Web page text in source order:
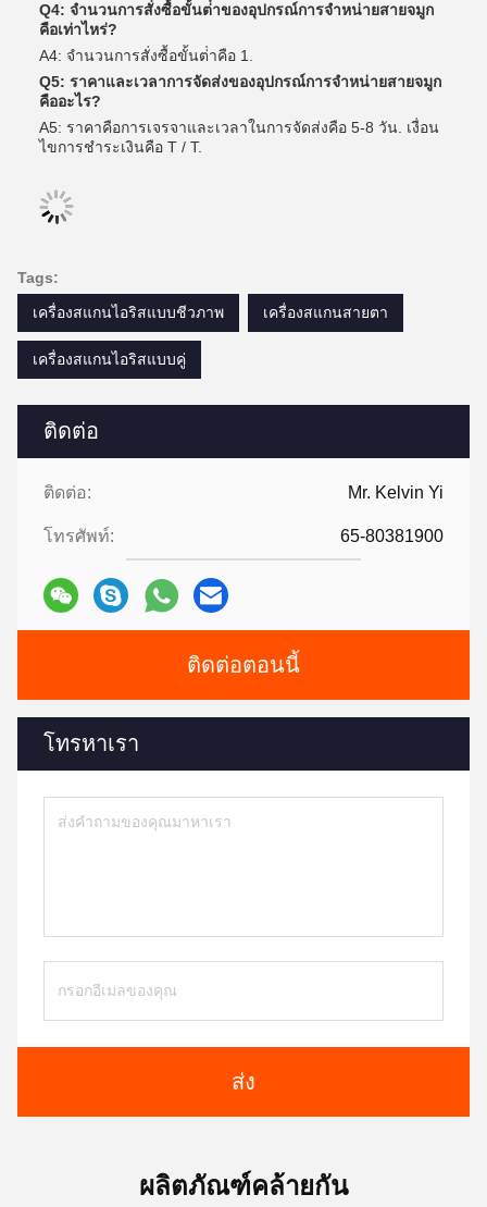
ติดต่อ
ติดต่อ: Mr. Kelvin Yi
โทรศัพท์: 65-80381900
ติดต่อตอนนี้
โทรหาเรา
ส่ง
Q4: จํานวนการสั่งซื้อขั้นต่ําของอุปกรณ์การจําหน่ายสายจมูก
คือเท่าไหร่?
A4: จํานวนการสั่งซื้อขั้นต่ําคือ 1.
Q5: ราคาและเวลาการจัดส่งของอุปกรณ์การจําหน่ายสายจมูก
คืออะไร?
A5: ราคาคือการเจรจาและเวลาในการจัดส่งคือ 5-8 วัน. เงื่อน
ไขการชําระเงินคือ T / T.
Tags:
เครื่องสแกนไอริสแบบชีวภาพ
เครื่องสแกนสายตา
เครื่องสแกนไอริสแบบคู่
ผลิตภัณฑ์คล้ายกัน